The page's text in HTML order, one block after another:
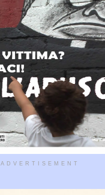
ADVERTISEMENT